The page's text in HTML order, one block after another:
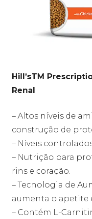
Hill’sTM
Renal
– Altos níveis de
construção de
– Níveis
– Nutrição para
rins e coração.
– Tecnologia de
aumenta o apetite
– Contém L-